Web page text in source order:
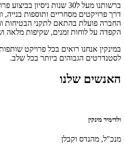
ברשותנו מעל ל30 שנות
דרך פרויקטים מסחריים ותוספות בנייה,
החברה פועלת בהתאם לתקני הבטיחות
הקפדה על לוחות זמנים, שקיפות מלאה
במינקין אנחנו רואים בכל פרויקט
לסטנדרטים הגבוהים ביותר בכל שלב.
האנשים שלנו
ולדימיר מינקין
מנכ"ל, מהנדס וקבלן